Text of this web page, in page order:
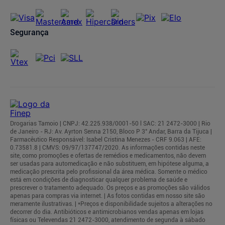
Segurança
Drogarias Tamoio | CNPJ: 42.225.938/0001-50 l SAC: 21 2472-3000 | Rio
de Janeiro - RJ: Av. Ayrton Senna 2150, Bloco P 3° Andar, Barra da Tijuca |
Farmacêutico Responsável: Isabel Cristina Menezes - CRF 9.063 | AFE:
0.73581.8 | CMVS: 09/97/137747/2020. As informações contidas neste
site, como promoções e ofertas de remédios e medicamentos, não devem
ser usadas para automedicação e não substituem, em hipótese alguma, a
medicação prescrita pelo profissional da área médica. Somente o médico
está em condições de diagnosticar qualquer problema de saúde e
prescrever o tratamento adequado. Os preços e as promoções são válidos
apenas para compras via internet. | As fotos contidas em nosso site são
meramente ilustrativas. | *Preços e disponibilidade sujeitos a alterações no
decorrer do dia. Antibióticos e antimicrobianos vendas apenas em lojas
físicas ou Televendas 21 2472-3000, atendimento de segunda à sábado